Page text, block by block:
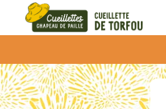
Panneau de gestion des cookies